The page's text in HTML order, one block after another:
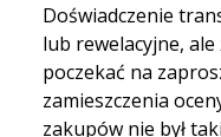
Doświadczenie
lub rewelacyjne,
poczekać na
zamieszczenia
zakupów nie był